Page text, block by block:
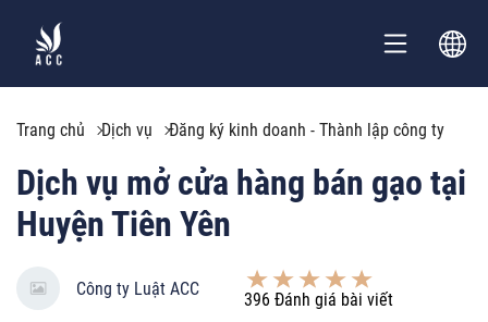
Trang chủ Dịch vụ Đăng ký kinh doanh - Thành lập công ty
Dịch vụ mở cửa hàng bán gạo tại
Huyện Tiên Yên
Công ty Luật ACC
396 Đánh giá bài viết